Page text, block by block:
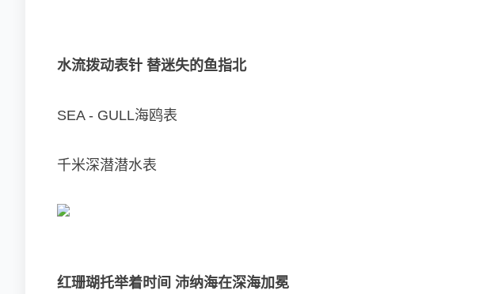
水流拨动表针 替迷失的鱼指北
SEA - GULL海鸥表
千米深潜潜水表
红珊瑚托举着时间 沛纳海在深海加冕